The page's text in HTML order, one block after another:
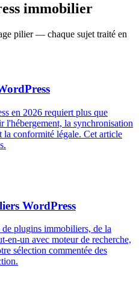
immobilier
pilier — chaque sujet traité en
en 2026 requiert plus que
l'hébergement, la synchronisation
la conformité légale. Cet article
WordPress
plugins immobiliers, de la
en-un avec moteur de recherche,
sélection commentée des